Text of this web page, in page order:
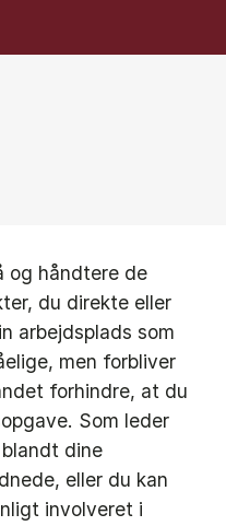
og håndtere de
du direkte eller
arbejdsplads som
men forbliver
forhindre, at du
Som leder
dine
eller du kan
involveret i